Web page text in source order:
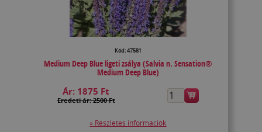
Kód: 47581
Medium Deep Blue ligeti zsálya (Salvia n. Sensation®
Medium Deep Blue)
Ár: 1875 Ft
Eredeti ár: 2500 Ft
» Részletes információk